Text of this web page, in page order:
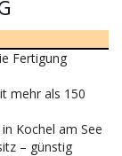
Fertigung
mehr als 150
Kochel am See
– günstig